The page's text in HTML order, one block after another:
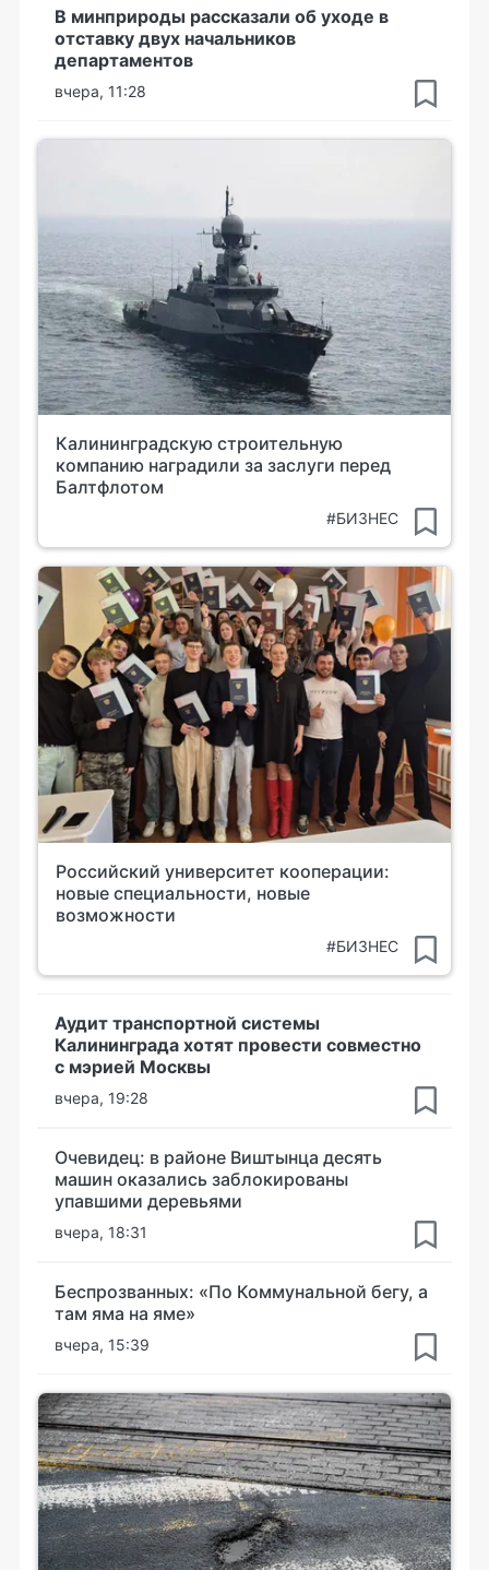
В минприроды рассказали об уходе в
отставку двух начальников
департаментов
вчера, 11:28
Калининградскую строительную
компанию наградили за заслуги перед
Балтфлотом
#БИЗНЕС
Российский университет кооперации:
новые специальности, новые
возможности
#БИЗНЕС
Аудит транспортной системы
Калининграда хотят провести совместно
с мэрией Москвы
вчера, 19:28
Очевидец: в районе Виштынца десять
машин оказались заблокированы
упавшими деревьями
вчера, 18:31
Беспрозванных: «По Коммунальной бегу, а
там яма на яме»
вчера, 15:39